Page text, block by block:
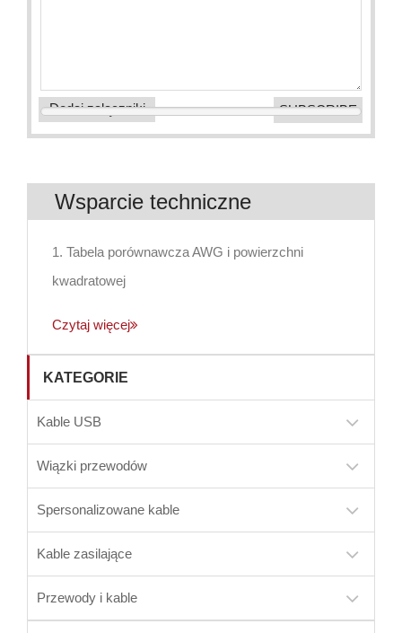
Dodaj załączniki
Wsparcie techniczne
1. Tabela porównawcza AWG i powierzchni
kwadratowej
Czytaj więcej
KATEGORIE
Kable USB
Wiązki przewodów
Spersonalizowane kable
Kable zasilające
Przewody i kable